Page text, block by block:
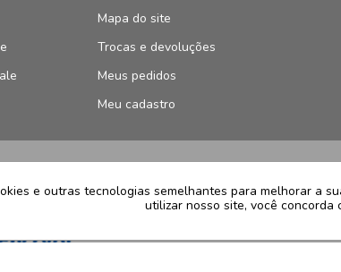
Mapa do site
Trocas e devoluções
Meus pedidos
Meu cadastro
e outras tecnologias semelhantes para melhorar a
utilizar nosso site, você concorda